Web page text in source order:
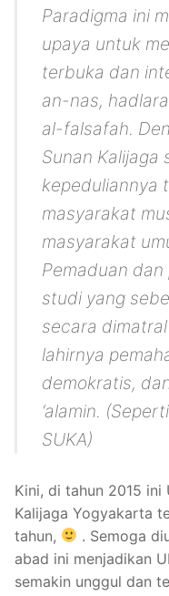
Paradigma ini
upaya untuk
terbuka dan
an-nas,
al-falsafah.
Sunan Kalijaga
kepeduliannya
masyarakat
masyarakat
Pemaduan
studi yang
secara
lahirnya
demokratis,
‘alamin. (
SUKA)
Kini, di tahun 2015 ini
Kalijaga Yogyakarta
tahun,
. Semoga
abad ini menjadikan
semakin unggul dan